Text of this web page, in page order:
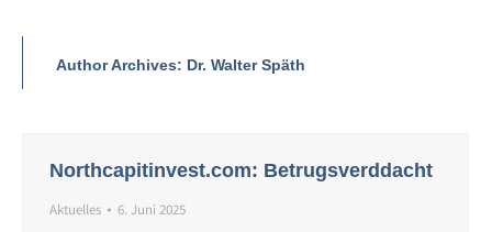
Author Archives: Dr. Walter Späth
Northcapitinvest.com: Betrugsverddacht
Aktuelles 6. Juni 2025